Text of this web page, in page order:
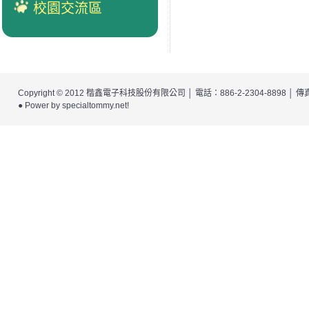
校園交流區
Copyright © 2012 楷鑫電子科技股份有限公司
│ 電話：886-2-2304-8898 │
● Power by specialtommy.net!